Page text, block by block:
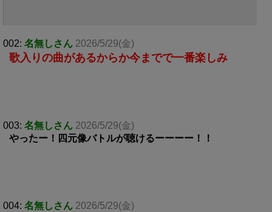
002: 名無しさん 2026/5/29(金)
歌入りの曲があるからか今までで一番楽しみ
003: 名無しさん 2026/5/29(金)
やったー！四元像バトルが聴けるーーーー！！
004: 名無しさん 2026/5/29(金)